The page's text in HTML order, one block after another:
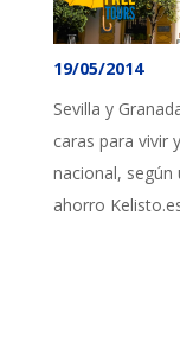
19/05/2014
Sevilla y
caras para vivir
nacional, según
ahorro